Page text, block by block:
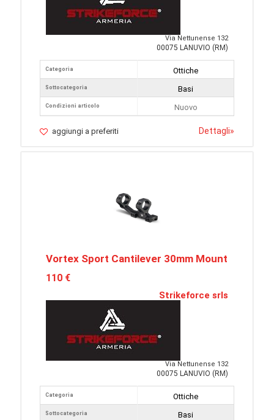
Via Nettunense 132
00075 LANUVIO (RM)
Categoria
Sottocategoria
Condizioni articolo
Ottiche
Basi
Nuovo
aggiungi a preferiti Dettagli»
Vortex Sport Cantilever 30mm Mount
110 €
Strikeforce srls
Via Nettunense 132
00075 LANUVIO (RM)
Categoria
Sottocategoria
Ottiche
Basi